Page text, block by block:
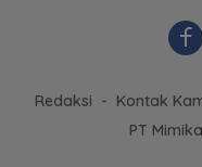
Redaksi Kontak
PT